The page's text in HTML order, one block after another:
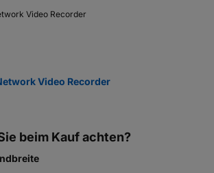
Video Recorder
Video Recorder
beim Kauf achten?